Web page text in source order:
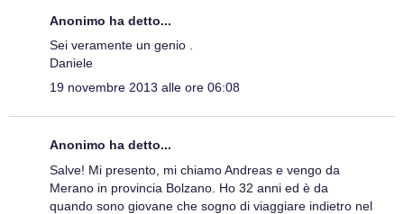
Anonimo ha detto...
Sei veramente un genio .
Daniele
19 novembre 2013 alle ore 06:08
Anonimo ha detto...
Salve! Mi presento, mi chiamo Andreas e vengo da
Merano in provincia Bolzano. Ho 32 anni ed è da
quando sono giovane che sogno di viaggiare indietro nel